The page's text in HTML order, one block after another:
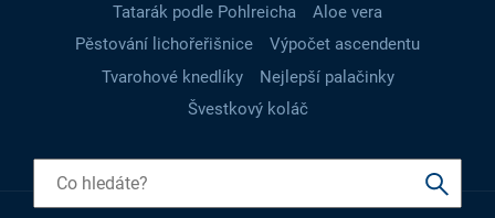
Tatarák podle Pohlreicha
Aloe vera
Pěstování lichořeřišnice
Výpočet ascendentu
Tvarohové knedlíky
Nejlepší palačinky
Švestkový koláč